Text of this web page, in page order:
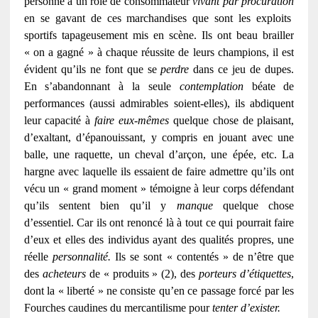
en se gavant de ces marchandises que sont les exploits
sportifs tapageusement mis en scène. Ils ont beau brailler
« on a gagné » à chaque réussite de leurs champions, il est
évident qu’ils ne font que seperdre dans ce jeu de dupes.
En s’abandonnant à la seule contemplationbéate de
performances (aussi admirables soient-elles), ils abdiquent
leur capacité àfaire eux-mêmes quelque chose de plaisant,
d’exaltant, d’épanouissant, y compris en jouant avec une
balle, une raquette, un cheval d’arçon, une épée, etc. La
hargne avec laquelle ils essaient de faire admettre qu’ils ont
vécu un « grand moment » témoigne à leur corps défendant
qu’ils sentent bien qu’il y manquequelque chose
d’essentiel. Car ils ont renoncé là à tout ce qui pourrait faire
d’eux et elles des individus ayant des qualités propres, une
réelle personnalité. Ils se sont « contentés » de n’être que
des acheteursde « produits » (2), desporteurs d’étiquettes,
dont la « liberté » ne consiste qu’en ce passage forcé par les
Fourches caudines du mercantilisme pourtenter d’exister.